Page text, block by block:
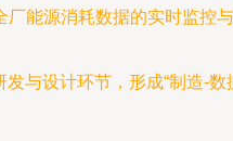
能源消耗数据的实时监控
与设计环节，形成“制造-